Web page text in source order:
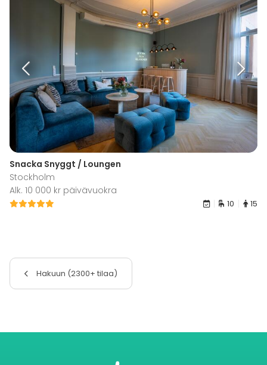
Snacka Snyggt / Loungen
Stockholm
Alk. 10 000 kr päivävuokra
10 15
Hakuun (2300+ tilaa)